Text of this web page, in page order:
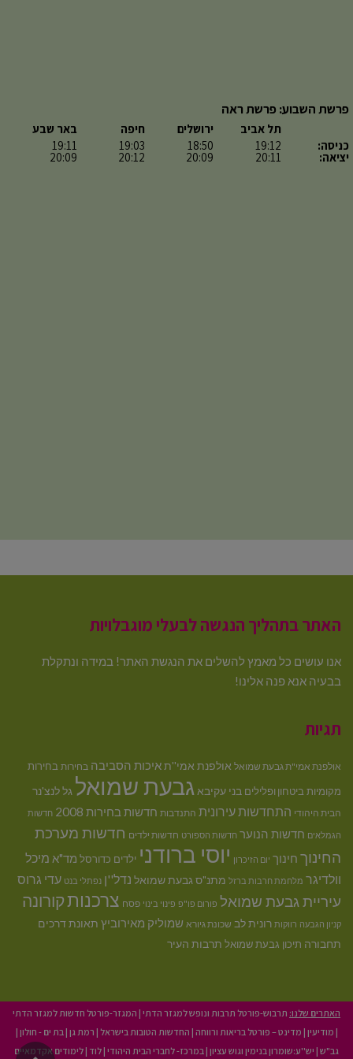
פרשת השבוע: פרשת ראה
כניסה:
יציאה:
תל אביב
19:12
20:11
ירושלים
18:50
20:09
חיפה
19:03
20:12
באר שבע
19:11
20:09
האתר בתהליך הנגשה לבעלי מוגבלויות
אנו עושים כל מאמץ להשלים את הנגשת האתר! במידה ונתקלת
בבעיה אנא פנה אלינו!
תגיות
אולפנת אמי"ת גבעת שמואל אולפנת אמי''תאיכות הסביבה בחירות בחירות
מקומיותביטחון ופלילים בני עקיבא גבעת שמואל גל לנצ'נר
הבית היהודי התחדשות עירונית התנדבות חדשות בחירות 2008 חדשות
הגמלאים חדשות הנוער חדשות הספורט חדשות ילדים חדשות מערכת
החינוך חינוך יום הזיכרון יוסי ברודני ילדים כדורסל מד"א מיכל
וולדיגר מלחמת חרבות ברזל מתנ"ס גבעת שמואל נדל''ן נפתלי בנט עדי גרוס
עיריית גבעת שמואל פורום פו"פ פינוי בינוי פסח צרכנותקורונה
קניון הגבעה רווקות רונית לב שכונת גיורא שמוליק מאירוביץ תאונת דרכים
תחבורה תיכון גבעת שמואל תרבות העיר
האתרים שלנו: תרבוש-פורטל תרבות ונופש למגזר הדתי | המגזר-פורטל חדשות למגזר הדתי
| מודיעין | מדינט – פורטל בריאות ורווחה | החדשות הטובות בישראל | רמת גן |בת ים - חולון |
גב"ש | יש''ע:שומרון בנימין וגוש עציון |במרכז- לחברי הבית היהודי |לוד |לימודים אקדמאיים